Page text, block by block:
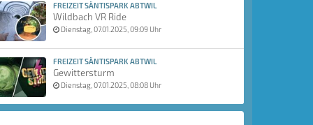
FREIZEIT SÄNTISPARK ABTWIL
Wildbach VR Ride
Dienstag, 07.01.2025, 09:09 Uhr
FREIZEIT SÄNTISPARK ABTWIL
Gewittersturm
Dienstag, 07.01.2025, 08:08 Uhr